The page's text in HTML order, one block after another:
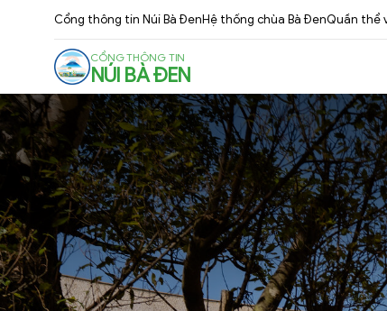
Cổng thông tin Núi Bà ĐenHệ thống chùa Bà ĐenQuần thể
CỔNG THÔNG TIN
NÚI BÀ ĐEN